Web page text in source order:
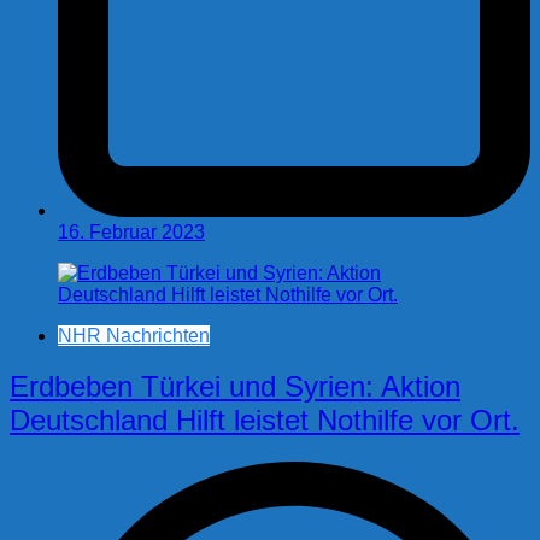
16. Februar 2023
NHR Nachrichten
Erdbeben Türkei und Syrien: Aktion
Deutschland Hilft leistet Nothilfe vor Ort.